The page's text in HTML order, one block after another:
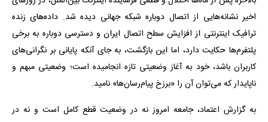
اخیر نشانه‌هایی از اتصال دوباره شبکه جهانی دیده شد. داده‌های زنده
ترافیک اینترنتی از افزایش سطح اتصال ایران و دسترسی دوباره به برخی
پلتفرم‌ها حکایت دارد، اما این بازگشت، به جای آنکه پایانی بر نگرانی‌های
کاربران باشد، خود به آغاز وضعیتی تازه انجامیده است؛ وضعیتی مبهم و
ناپایدار که می‌توان آن را «برزخ پیام‌رسان‌ها» نامید.
به گزارش اعتماد، جامعه امروز نه در وضعیت قطع کامل است و نه در